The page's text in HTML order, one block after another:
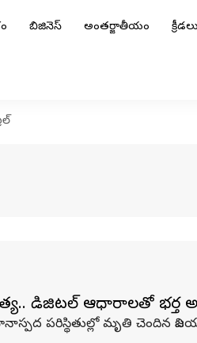
బిజినెస్ అంతర్జాతీయం క్రీడలు
డిజిటల్ ఆధారాలతో భర్త
పరిస్థితుల్లో మృతి చెందిన